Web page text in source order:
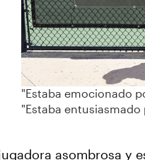
"Estaba emocionado
"Estaba
asombrosa